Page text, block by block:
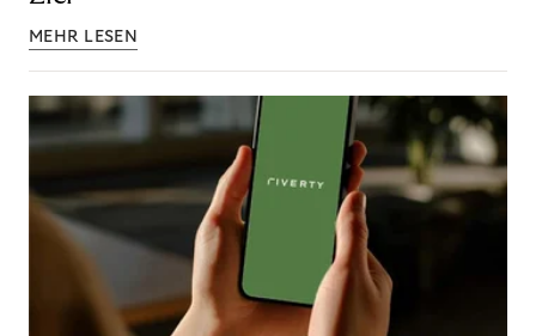
MEHR LESEN